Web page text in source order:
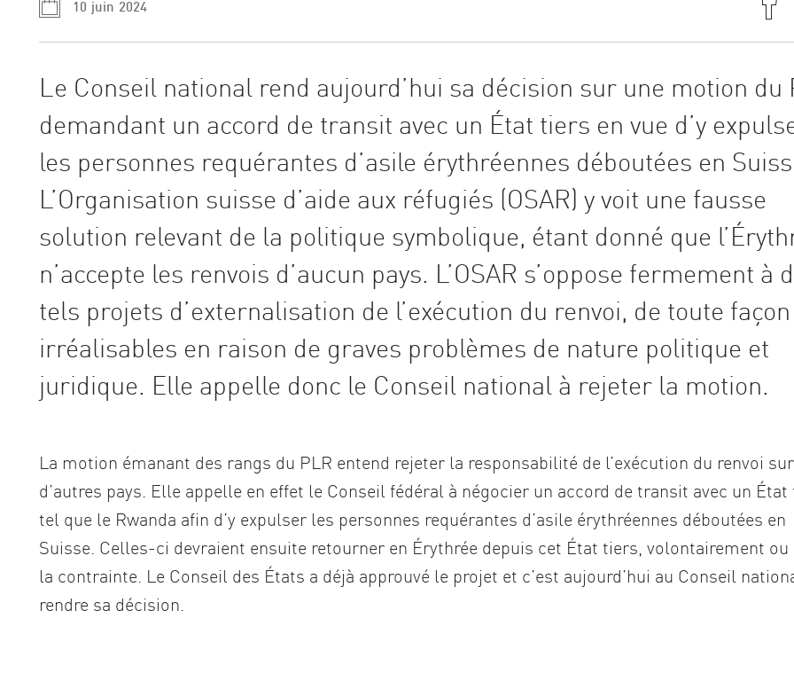
10 juin 2024
Le Conseil national rend aujourd’hui sa décision sur une motion du
demandant un accord de transit avec un État tiers en vue d’y
les personnes requérantes d’asile érythréennes déboutées en
L’Organisation suisse d’aide aux réfugiés (OSAR) y voit une fausse
solution relevant de la politique symbolique, étant donné que
n’accepte les renvois d’aucun pays. L’OSAR s’oppose fermement à
tels projets d’externalisation de l’exécution du renvoi, de toute façon
irréalisables en raison de graves problèmes de nature politique et
juridique. Elle appelle donc le Conseil national à rejeter la motion.
La motion émanant des rangs du PLR entend rejeter la responsabilité de l’exécution du renvoi sur
d’autres pays. Elle appelle en effet le Conseil fédéral à négocier un accord de transit avec un État
tel que le Rwanda afin d’y expulser les personnes requérantes d’asile érythréennes déboutées en
Suisse. Celles-ci devraient ensuite retourner en Érythrée depuis cet État tiers, volontairement ou
la contrainte. Le Conseil des États a déjà approuvé le projet et c’est aujourd’hui au Conseil
rendre sa décision.